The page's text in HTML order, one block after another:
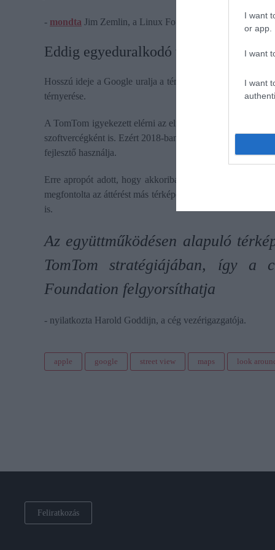
I want
or app.
I want
I want
- mondta Jim Zemlin, a Linux Foundation ügyvezető
Eddig egyeduralkodó volt a Google
Hosszú ideje a Google uralja a térképszolgáltatások
térnyerése.
A TomTom igyekezett elérni az elmúlt években, hogy ne
szoftvercégként is. Ezért 2018-ban ingyenessé tette a
fejlesztő használja.
Erre apropót adott, hogy akkoriban a Google jócskán
megfontolta az áttérést más térképes szolgáltatásokra.
is.
Az együttműködésen alapuló
TomTom stratégiájában, így a
Foundation felgyorsíthatja
- nyilatkozta Harold Goddijn, a cég vezérigazgatója.
apple google street view maps look
Feliratkozás